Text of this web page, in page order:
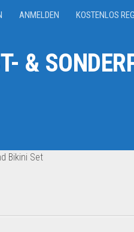
ANMELDEN KOSTENLOS
&
Bikini Set